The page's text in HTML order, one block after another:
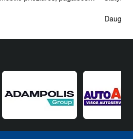
hobis dažnai perauga..
–
Daugiau